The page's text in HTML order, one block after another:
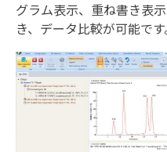
グラム表示、重ね書き表
き、データ比較が可能です